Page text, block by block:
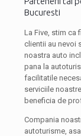
Bucuresti
La Five, stim ca
clientii au nevoi
noastra auto
pana la
facilitatile
serviciile
beneficia de
Compania
autoturisme,